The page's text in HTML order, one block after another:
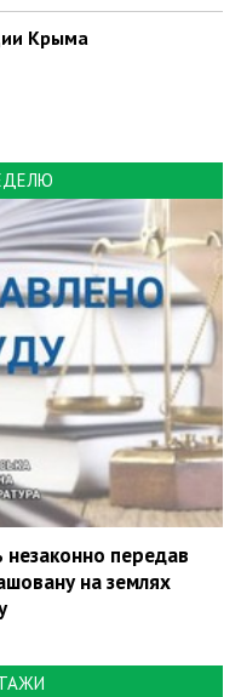
Крыма
передав
на землях